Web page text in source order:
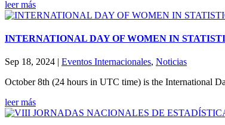
leer más
INTERNATIONAL DAY OF WOMEN IN
Sep 18, 2024 | Eventos Internacionales, Noticias
October 8th (24 hours in UTC time) is the International
leer más